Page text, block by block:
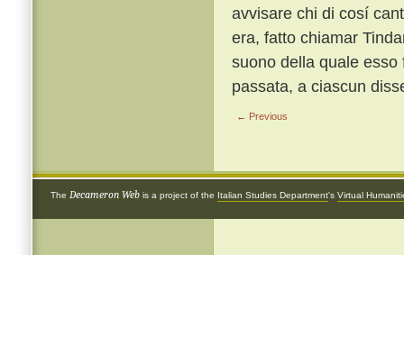
avvisare chi di cosí
era, fatto chiamar
suono della quale
passata, a ciascun
← Previous
The Decameron Web is a project of the Italian Studies Department's Virtual